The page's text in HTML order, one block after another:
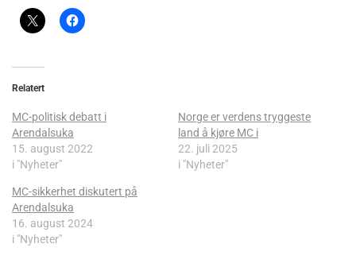
Relatert
MC-politisk debatt i
Arendalsuka
15. august 2022
i "Nyheter"
Norge er verdens tryggeste
land å kjøre MC i
22. juli 2025
i "Nyheter"
MC-sikkerhet diskutert på
Arendalsuka
16. august 2024
i "Nyheter"